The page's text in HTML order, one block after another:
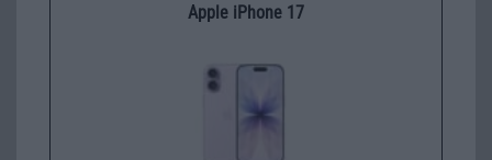
Apple iPhone 17